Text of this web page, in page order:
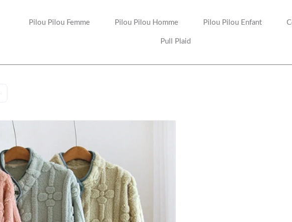
Pilou Pilou Femme Pilou Pilou Homme Pilou Pilou Enfant
Pull Plaid